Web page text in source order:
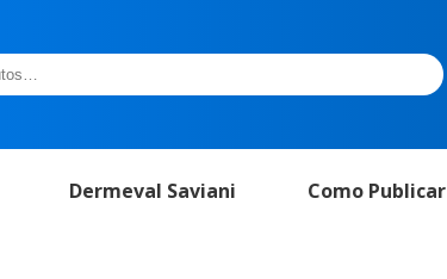
Dermeval Saviani Como Publicar